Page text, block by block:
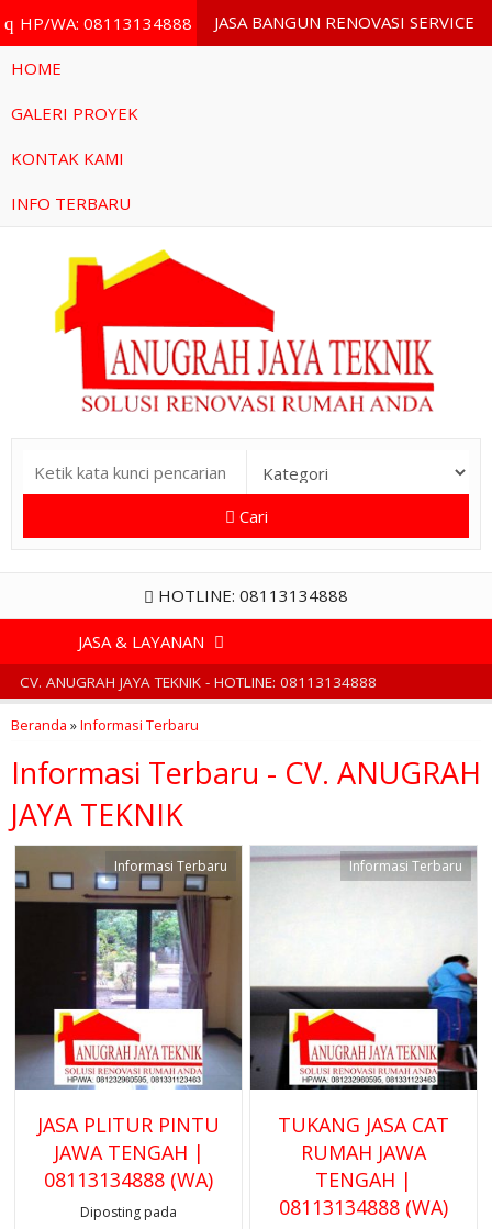
q HP/WA: 08113134888 JASA BANGUN RENOVASI SERVICE
HOME
GALERI PROYEK
KONTAK KAMI
INFO TERBARU
Cari
HOTLINE: 08113134888
JASA & LAYANAN
CV. ANUGRAH JAYA TEKNIK - HOTLINE: 08113134888
Beranda »Informasi Terbaru
Informasi Terbaru - CV. ANUGRAH
JAYA TEKNIK
Informasi Terbaru
JASA PLITUR PINTU
JAWA TENGAH |
08113134888 (WA)
Diposting pada
Informasi Terbaru
TUKANG JASA CAT
RUMAH JAWA
TENGAH |
08113134888 (WA)